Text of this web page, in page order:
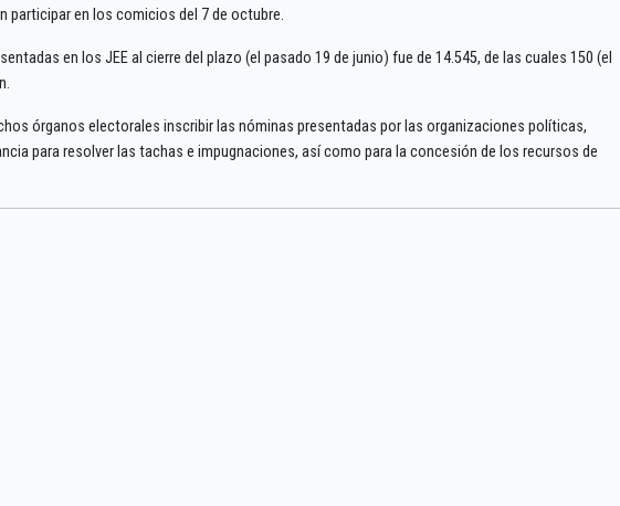
participar en los comicios del 7 de octubre.
en los JEE al cierre del plazo (el pasado 19 de junio) fue de 14.545, de las cuales 150 (el
órganos electorales inscribir las nóminas presentadas por las organizaciones políticas,
para resolver las tachas e impugnaciones, así como para la concesión de los recursos de